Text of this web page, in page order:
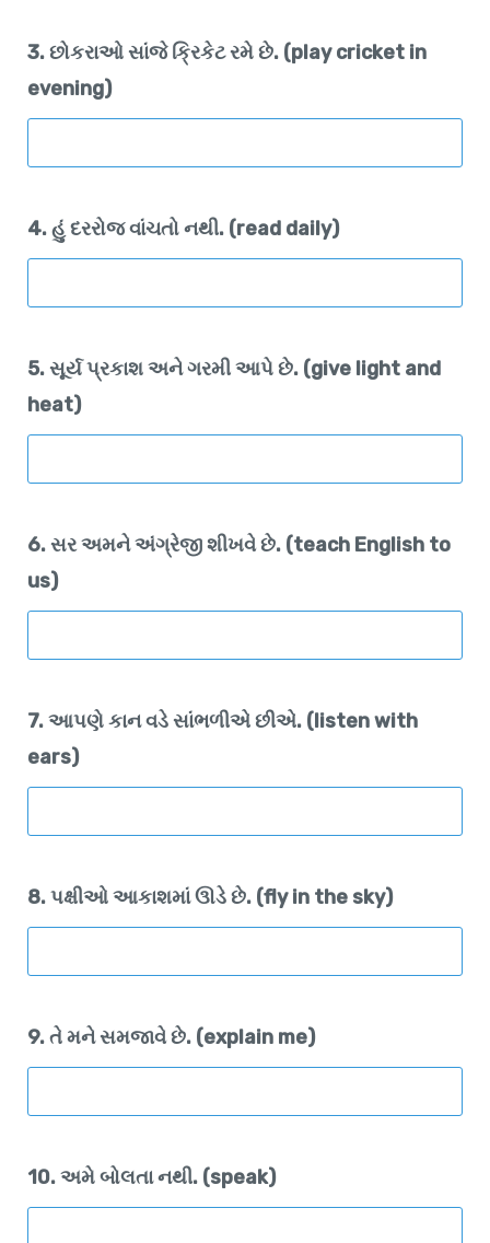
3. છોકરાઓ સાંજે ક્રિકેટ રમે છે. (play cricket in
evening)
4. હું દરરોજ વાંચતો નથી. (read daily)
5. સૂર્ય પ્રકાશ અને ગરમી આપે છે. (give light and
heat)
6. સર અમને અંગ્રેજી શીખવે છે. (teach English to
us)
7. આપણે કાન વડે સાંભળીએ છીએ. (listen with
ears)
8. પક્ષીઓ આકાશમાં ઊડે છે. (fly in the sky)
9. તે મને સમજાવે છે. (explain me)
10. અમે બોલતા નથી. (speak)